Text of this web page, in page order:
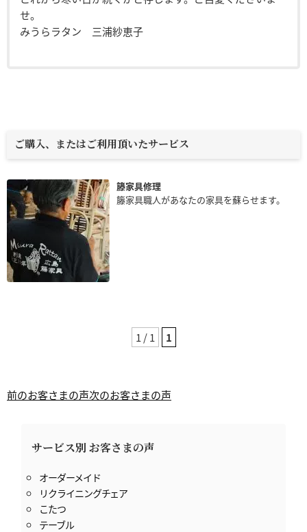
サービス別 お客さまの声
オーダーメイド
リクライニングチェア
こたつ
テーブル
せ。
みうらラタン 三浦紗恵子
ご購入、またはご利用頂いたサービス
籐家具修理
籐家具職人があなたの家具を蘇らせます。
1 / 1 1
前のお客さまの声次のお客さまの声